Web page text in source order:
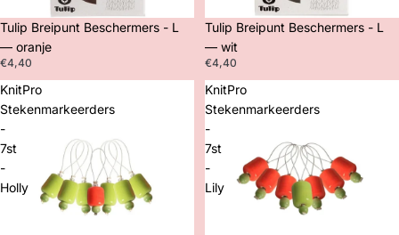
Tulip Breipunt Beschermers - L
— oranje
€4,40
Tulip Breipunt Beschermers - L
— wit
€4,40
KnitPro
Stekenmarkeerders
-
7st
-
Holly
KnitPro
Stekenmarkeerders
-
7st
-
Lily